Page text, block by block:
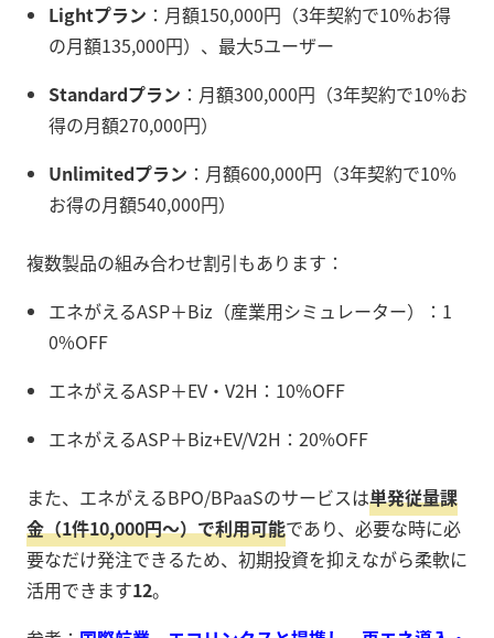
Lightプラン ：月額150,000円（3年契約で10%お得
の月額135,000円）、最大5ユーザー
Standardプラン ：月額300,000円（3年契約で10%お
得の月額270,000円）
Unlimitedプラン ：月額600,000円（3年契約で10%
お得の月額540,000円）
複数製品の組み合わせ割引もあります：
エネがえるASP＋Biz（産業用シミュレーター）：1
0%OFF
エネがえるASP＋EV・V2H：10%OFF
エネがえるASP＋Biz+EV/V2H：20%OFF
また、エネがえるBPO/BPaaSのサービスは単発従量課
金（1件10,000円〜）で利用可能であり、必要な時に必
要なだけ発注できるため、初期投資を抑えながら柔軟に
活用できます12。